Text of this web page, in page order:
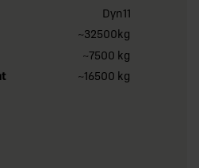
Dyn11
~32500kg
~7500 kg
~16500 kg